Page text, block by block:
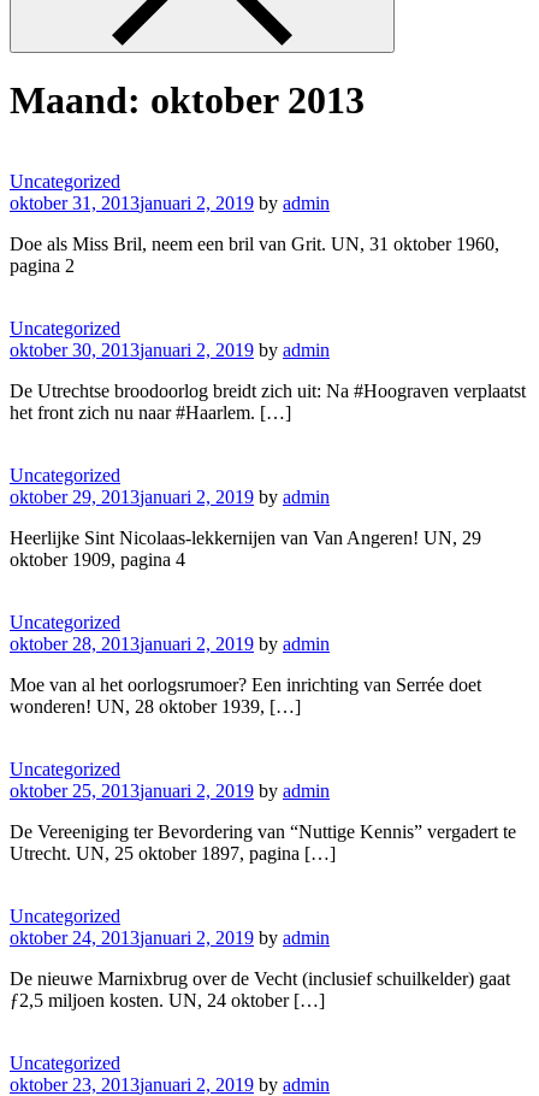
Maand: oktober 2013
Uncategorized
oktober 31, 2013januari 2, 2019 by admin
Doe als Miss Bril, neem een bril van Grit. UN, 31 oktober 1960,
pagina 2
Uncategorized
oktober 30, 2013januari 2, 2019 by admin
De Utrechtse broodoorlog breidt zich uit: Na #Hoograven verplaatst
het front zich nu naar #Haarlem. […]
Uncategorized
oktober 29, 2013januari 2, 2019 by admin
Heerlijke Sint Nicolaas-lekkernijen van Van Angeren! UN, 29
oktober 1909, pagina 4
Uncategorized
oktober 28, 2013januari 2, 2019 by admin
Moe van al het oorlogsrumoer? Een inrichting van Serrée doet
wonderen! UN, 28 oktober 1939, […]
Uncategorized
oktober 25, 2013januari 2, 2019 by admin
De Vereeniging ter Bevordering van “Nuttige Kennis” vergadert te
Utrecht. UN, 25 oktober 1897, pagina […]
Uncategorized
oktober 24, 2013januari 2, 2019 by admin
De nieuwe Marnixbrug over de Vecht (inclusief schuilkelder) gaat
ƒ2,5 miljoen kosten. UN, 24 oktober […]
Uncategorized
oktober 23, 2013januari 2, 2019 by admin